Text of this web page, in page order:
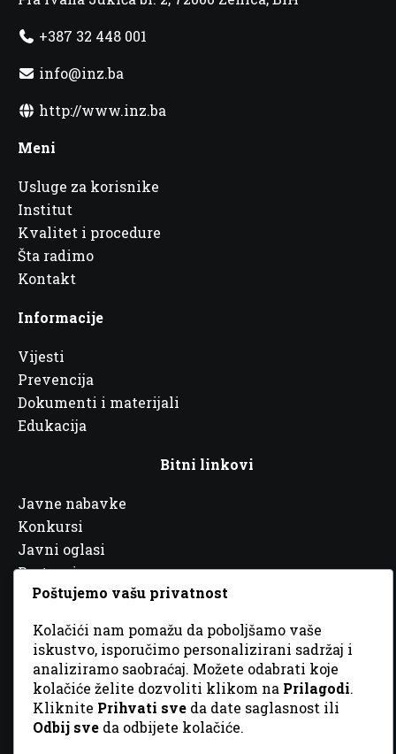
+387 32 448 001
info@inz.ba
http://www.inz.ba
Meni
Usluge za korisnike
Institut
Kvalitet i procedure
Šta radimo
Kontakt
Informacije
Vijesti
Prevencija
Dokumenti i materijali
Edukacija
Bitni linkovi
Javne nabavke
Konkursi
Javni oglasi
Partneri
© 2026 Sva prava zadržana. DizajnGordonDM
Poštujemo vašu privatnost
Kolačići nam pomažu da poboljšamo vaše
iskustvo, isporučimo personalizirani sadržaj i
analiziramo saobraćaj. Možete odabrati koje
kolačiće želite dozvoliti klikom na Prilagodi.
Kliknite Prihvati sve da date saglasnost ili
Odbij sve da odbijete kolačiće.